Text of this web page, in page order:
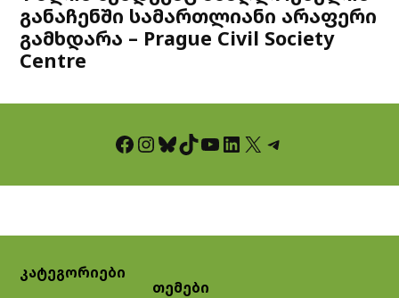
განაჩენში სამართლიანი არაფერი
გამხდარა – Prague Civil Society
Centre
Facebook InstagramBluesky TikTok YouTube LinkedIn X Telegram
კატეგორიები
თემები